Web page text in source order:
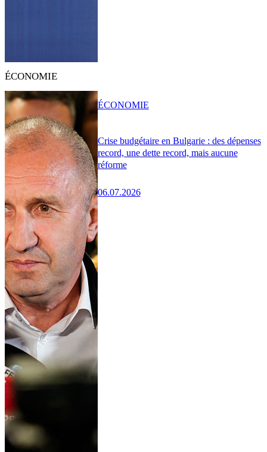
ÉCONOMIE
Crise budgétaire en Bulgarie : des dépenses
record, une dette record, mais aucune
réforme
06.07.2026
ÉCONOMIE